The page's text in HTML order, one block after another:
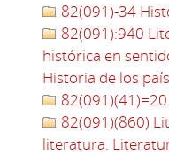
82(091)-34
82(091):940
histórica en
Historia de los
82(091)(41)=20
82(091)(860)
literatura.